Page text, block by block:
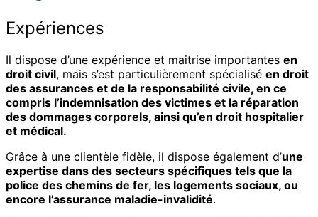
Expériences
Il dispose d’une expérience et maitrise importantes en
droit civil, mais s’est particulièrement spécialisé en droit
des assurances et de la responsabilité civile, en ce
compris l’indemnisation des victimes et la réparation
des dommages corporels, ainsi qu’en droit hospitalier
et médical.
Grâce à une clientèle fidèle, il dispose également d’une
expertise dans des secteurs spécifiques tels que la
police des chemins de fer, les logements sociaux, ou
encore l’assurance maladie-invalidité.